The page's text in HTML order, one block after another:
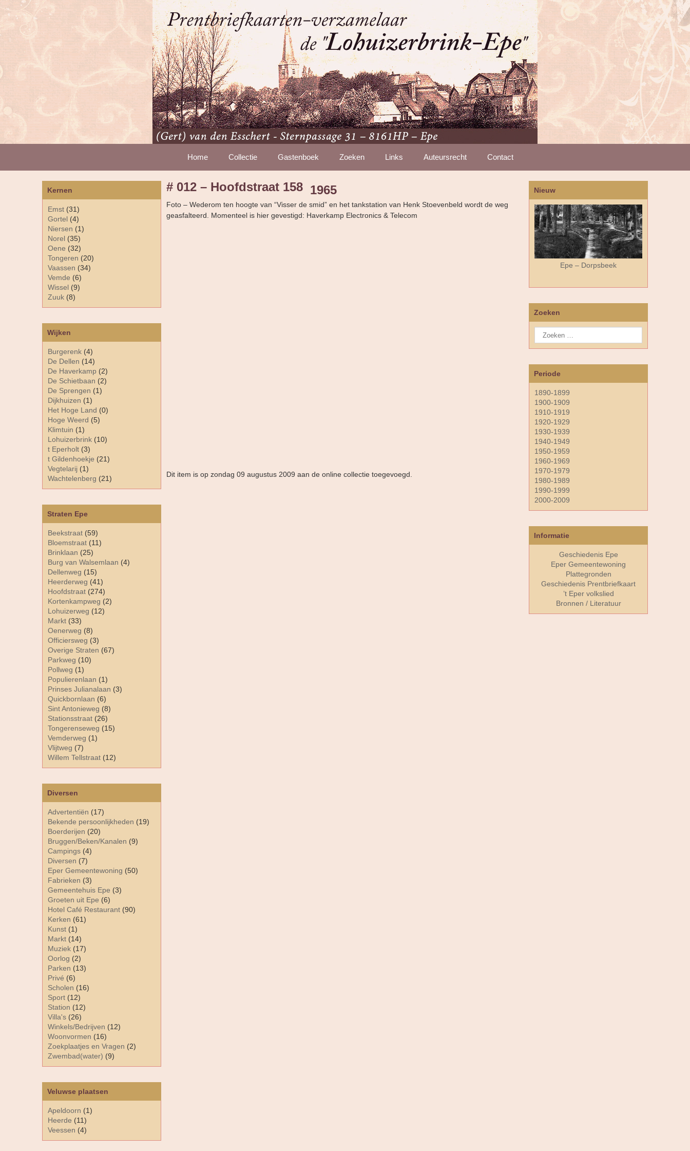
Home Collectie Gastenboek Zoeken Links Auteursrecht Contact
Diversen
Advertentiën (17)
Bekende persoonlijkheden (19)
Boerderijen (20)
Bruggen/Beken/Kanalen (9)
Campings (4)
Diversen (7)
Eper Gemeentewoning (50)
Fabrieken (3)
Gemeentehuis Epe (3)
Groeten uit Epe (6)
Hotel Café Restaurant (90)
Kerken (61)
Kunst (1)
Markt (14)
Muziek (17)
Oorlog (2)
Parken (13)
Privé (6)
Scholen (16)
Sport (12)
Station (12)
Villa's (26)
Winkels/Bedrijven (12)
Woonvormen (16)
Zoekplaatjes en Vragen (2)
Zwembad(water) (9)
Kernen
Emst (31)
Gortel (4)
Niersen (1)
Norel (35)
Oene (32)
Tongeren (20)
Vaassen (34)
Vemde (6)
Wissel (9)
Zuuk (8)
Straten Epe
Beekstraat (59)
Bloemstraat (11)
Brinklaan (25)
Burg van Walsemlaan (4)
Dellenweg (15)
Heerderweg (41)
Hoofdstraat (274)
Kortenkampweg (2)
Lohuizerweg (12)
Markt (33)
Oenerweg (8)
Officiersweg (3)
Overige Straten (67)
Parkweg (10)
Pollweg (1)
Populierenlaan (1)
Prinses Julianalaan (3)
Quickbornlaan (6)
Sint Antonieweg (8)
Stationsstraat (26)
Tongerenseweg (15)
Vemderweg (1)
Vlijtweg (7)
Willem Tellstraat (12)
Veluwse plaatsen
Apeldoorn (1)
Heerde (11)
Veessen (4)
Wijken
Burgerenk (4)
De Dellen (14)
De Haverkamp (2)
De Schietbaan (2)
De Sprengen (1)
Dijkhuizen (1)
Het Hoge Land (0)
Hoge Weerd (5)
Klimtuin (1)
Lohuizerbrink (10)
t Eperholt (3)
t Gildenhoekje (21)
Vegtelarij (1)
Wachtelenberg (21)
# 012 – Hoofdstraat 158 1965
Foto – Wederom ten hoogte van “Visser de smid” en het tankstation van Henk Stoevenbeld wordt de weg
geasfalteerd. Momenteel is hier gevestigd: Haverkamp Electronics & Telecom
Dit item is op zondag 09 augustus 2009 aan de online collectie toegevoegd.
Nieuw
Epe – Dorpsbeek
Zoeken
Periode
1890-1899
1900-1909
1910-1919
1920-1929
1930-1939
1940-1949
1950-1959
1960-1969
1970-1979
1980-1989
1990-1999
2000-2009
Informatie
Geschiedenis Epe
Eper Gemeentewoning
Plattegronden
Geschiedenis Prentbriefkaart
’t Eper volkslied
Bronnen / Literatuur